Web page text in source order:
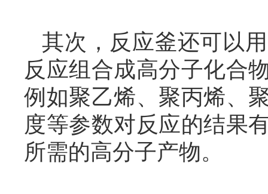
其次，反应釜还可以
反应组合成高分子化合
例如聚乙烯、聚丙烯、
度等参数对反应的结果
所需的高分子产物。